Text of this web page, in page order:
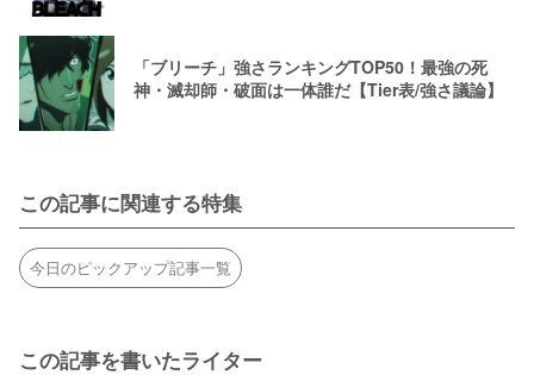
「ブリーチ」強さランキングTOP50！最強の死
神・滅却師・破面は一体誰だ【Tier表/強さ議論】
この記事に関連する特集
今日のピックアップ記事一覧
この記事を書いたライター